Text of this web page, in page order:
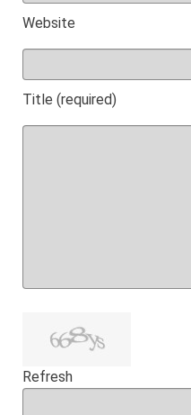
Website
Title (required)
Refresh